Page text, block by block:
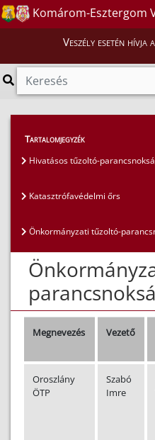
Komárom-Esztergom
Veszély esetén
Magunkról
Önkormányzati tűzoltó-
Tartalomjegyzék
Hivatásos tűzoltó-
Katasztrófavédelmi őrs
Önkormányzati tűzoltó-
Megnevezés Vezető
Oroszlány
ÖTP
Szabó
Imre